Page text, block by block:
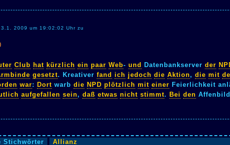
2009 um 19:02:02 Uhr zu
Club hat kürzlich ein paar Web- und Datenbankserver der
gesetzt. Kreativer fand ich jedoch die Aktion, die mit
war: Dort warb die NPD plötzlich mit einer Feierlichkeit
aufgefallen sein, daß etwas nicht stimmt. Bei den
Stichwörter Allianz